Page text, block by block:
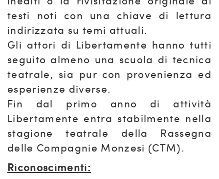
testi noti con una chiave di lettura
indirizzata su temi attuali.
Gli attori di Libertamente hanno tutti
seguito almeno una scuola di tecnica
teatrale, sia pur con provenienza ed
esperienze diverse.
Fin dal primo anno di attività
Libertamente entra stabilmente nella
stagione teatrale della Rassegna
delle Compagnie Monzesi (CTM).
Riconoscimenti: